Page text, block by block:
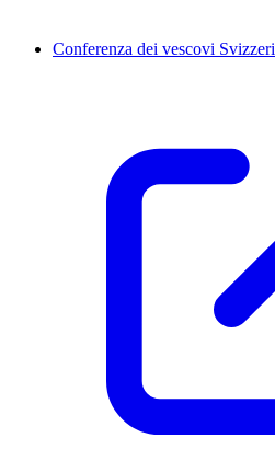
Conferenza dei vescovi Svizzeri